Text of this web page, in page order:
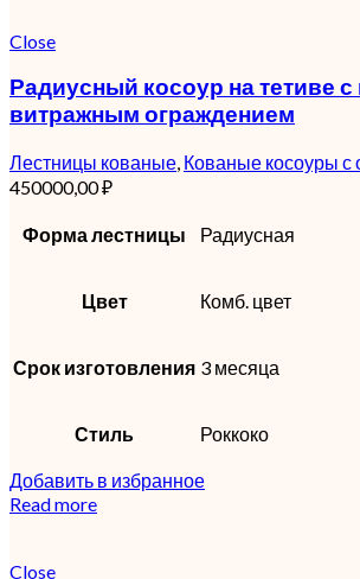
Close
Радиусный косоур на тетиве
витражным ограждением
Лестницы кованые, Кованые косоуры с
450000,00₽
Форма лестницы Радиусная
Цвет Комб. цвет
Срок изготовления 3 месяца
Стиль Роккоко
Добавить в избранное
Read more
Close